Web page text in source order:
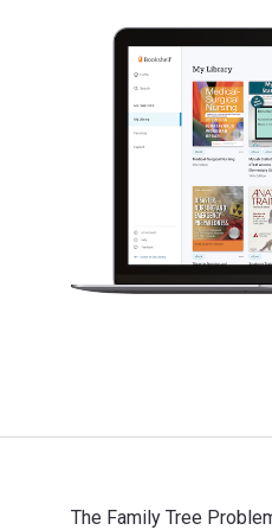
The Family Tree